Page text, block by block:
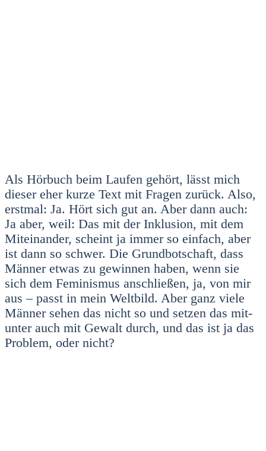
Als Hör­buch beim Lau­fen gehört, lässt mich
die­ser eher kur­ze Text mit Fra­gen zurück. Also,
erst­mal: Ja. Hört sich gut an. Aber dann auch:
Ja aber, weil: Das mit der Inklu­si­on, mit dem
Mit­ein­an­der, scheint ja immer so ein­fach, aber
ist dann so schwer. Die Grund­bot­schaft, dass
Män­ner etwas zu gewin­nen haben, wenn sie
sich dem Femi­nis­mus anschlie­ßen, ja, von mir
aus – passt in mein Welt­bild. Aber ganz vie­le
Män­ner sehen das nicht so und set­zen das mit­
un­ter auch mit Gewalt durch, und das ist ja das
Pro­blem, oder nicht?